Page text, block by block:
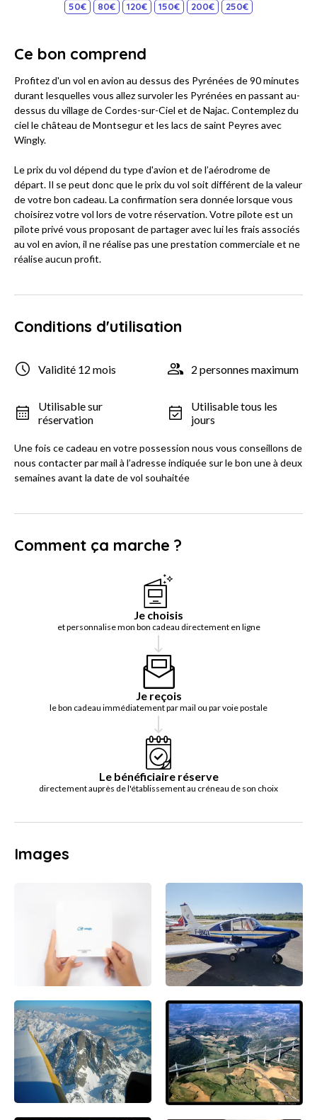
50€ 80€ 120€ 150€ 200€ 250€
Ce bon comprend
Profitez d'un vol en avion au dessus des Pyrénées de 90 minutes
durant lesquelles vous allez survoler les Pyrénées en passant au-
dessus du village de Cordes-sur-Ciel et de Najac. Contemplez du
ciel le château de Montsegur et les lacs de saint Peyres avec
Wingly.
Le prix du vol dépend du type d'avion et de l’aérodrome de
départ. Il se peut donc que le prix du vol soit différent de la valeur
de votre bon cadeau. La confirmation sera donnée lorsque vous
choisirez votre vol lors de votre réservation. Votre pilote est un
pilote privé vous proposant de partager avec lui les frais associés
au vol en avion, il ne réalise pas une prestation commerciale et ne
réalise aucun profit.
Conditions d'utilisation
Validité 12 mois 2 personnes maximum
Utilisable sur
réservation
Utilisable tous les
jours
Une fois ce cadeau en votre possession nous vous conseillons de
nous contacter par mail à l’adresse indiquée sur le bon une à deux
semaines avant la date de vol souhaitée
Comment ça marche ?
Je choisis
et personnalise mon bon cadeau directement en ligne
Je reçois
le bon cadeau immédiatement par mail ou par voie postale
Le bénéficiaire réserve
directement auprès de l'établissement au créneau de son choix
Images